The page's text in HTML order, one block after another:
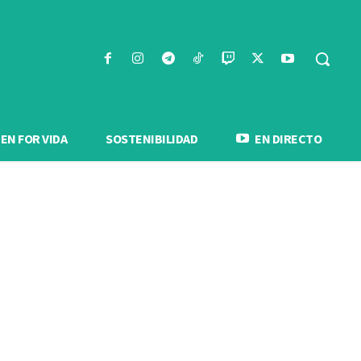
FOR VIDA SOSTENIBILIDAD EN DIRECTO